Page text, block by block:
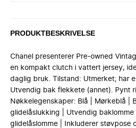
PRODUKTBESKRIVELSE
Chanel presenterer Pre-owned
en kompakt clutch i vattert jersey,
daglig bruk. Tilstand: Utmerket; har
Utvendig bak flekkete (annet). Pynt
Nøkkelegenskaper: Blå | Mørkeblå |
glidelåslukking | Utvendig baklomme
glidelåslomme | Inkluderer støvpose